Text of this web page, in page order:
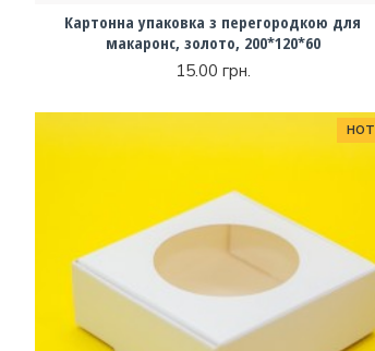
Картонна упаковка з перегородкою для
макаронc, золото, 200*120*60
15.00 грн.
HOT